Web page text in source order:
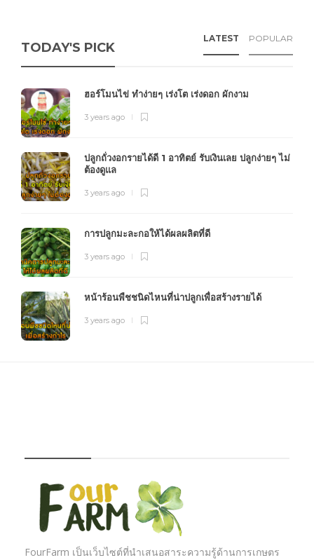
TODAY'S PICK
LATEST POPULAR
ฮอร์โมนไข่ ทำง่ายๆ เร่งโต เร่งดอก ผักงาม
3 years ago
ปลูกถั่วงอกรายได้ดี 1 อาทิตย์ รับเงินเลย ปลูกง่ายๆ ไม่
ต้องดูแล
3 years ago
การปลูกมะละกอให้ได้ผลผลิตที่ดี
3 years ago
หน้าร้อนพืชชนิดไหนที่น่าปลูกเพื่อสร้างรายได้
3 years ago
FourFarm เป็นเว็บไซต์ที่นำเสนอสาระความรู้ด้านการเกษตร